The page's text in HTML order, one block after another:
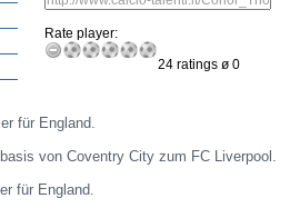
Rate player:
24 ratings ø 0
für England.
von Coventry City zum FC Liverpool.
für England.